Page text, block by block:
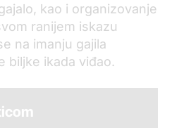
kao i organizovanje
ranijem iskazu
na imanju gajila
biljke ikada viđao.